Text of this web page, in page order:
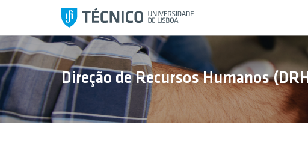
l
t
a
r
p
a
Direção de Recursos Humanos